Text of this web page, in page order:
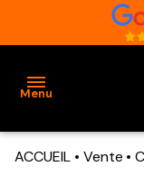
Menu
ACCUEIL Vente